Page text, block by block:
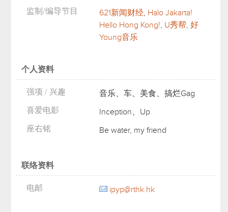
监制/编导节目
621新闻财经, Halo Jakarta!
Hello Hong Kong!, U秀帮, 好
Young音乐
个人资料
强项 / 兴趣
音乐、车、美食、搞烂Gag
喜爱电影
Inception、Up
座右铭
Be water, my friend
联络资料
电邮 ipyp@rthk.hk